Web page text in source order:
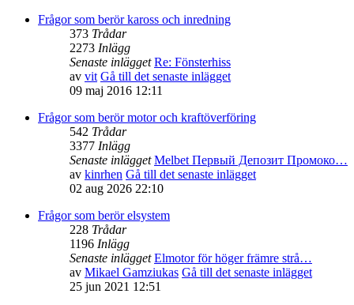
Frågor som berör kaross och inredning
373 Trådar
2273 Inlägg
Senaste inlägget Re: Fönsterhiss
av vit Gå till det senaste inlägget
09 maj 2016 12:11
Frågor som berör motor och kraftöverföring
542 Trådar
3377 Inlägg
Senaste inlägget Melbet Первый Депозит Промоко…
av kinrhen Gå till det senaste inlägget
02 aug 2026 22:10
Frågor som berör elsystem
228 Trådar
1196 Inlägg
Senaste inlägget Elmotor för höger främre strå…
av Mikael Gamziukas Gå till det senaste inlägget
25 jun 2021 12:51